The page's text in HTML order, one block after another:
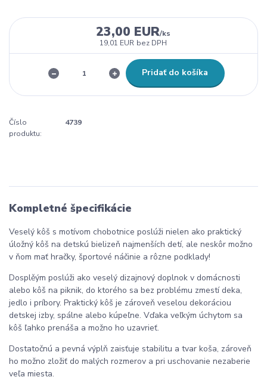
23,00 EUR/ks
19,01 EUR bez DPH
Pridať do košíka
Číslo
produktu:
4739
Kompletné špecifikácie
Veselý kôš s motívom chobotnice poslúži nielen ako praktický
úložný kôš na detskú bielizeň najmenších detí, ale neskôr možno
v ňom mať hračky, športové náčinie a rôzne podklady!
Dosplěým poslúži ako veselý dizajnový doplnok v domácnosti
alebo kôš na piknik, do ktorého sa bez problému zmestí deka,
jedlo i príbory. Praktický kôš je zároveň veselou dekoráciou
detskej izby, spálne alebo kúpeľne. Vďaka veľkým úchytom sa
kôš ľahko prenáša a možno ho uzavrieť.
Dostatočnú a pevná výplň zaisťuje stabilitu a tvar koša, zároveň
ho možno zložiť do malých rozmerov a pri uschovanie nezaberie
veľa miesta.